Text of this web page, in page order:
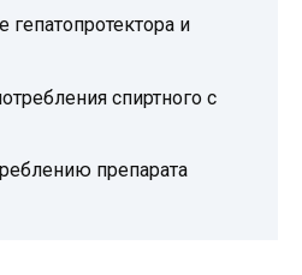
гепатопротектора и
спиртного с
препарата